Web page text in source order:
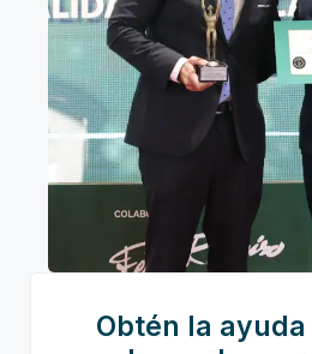
Obtén la